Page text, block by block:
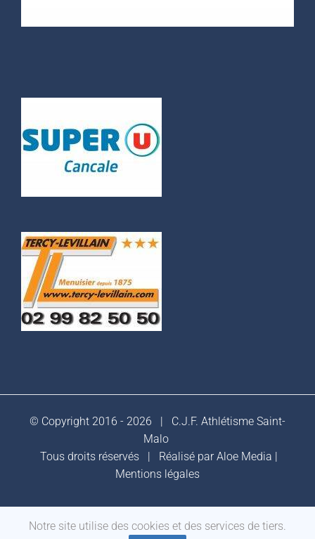
Malo
Tous droits réservés | Réalisé par
Mentions légales
Facebook
Notre site utilise des cookies et des services de tiers.